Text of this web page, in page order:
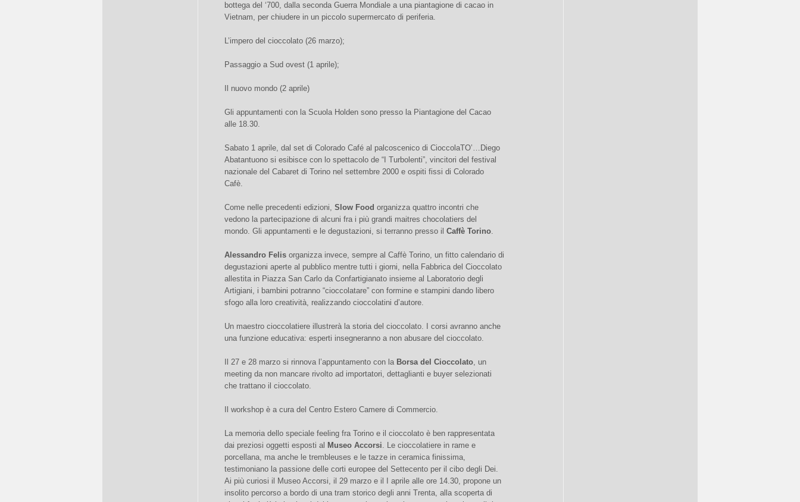
bottega del ‘700, dalla seconda Guerra Mondiale a una piantagione di cacao in
Vietnam, per chiudere in un piccolo supermercato di periferia.
L’impero del cioccolato (26 marzo);
Passaggio a Sud ovest (1 aprile);
Il nuovo mondo (2 aprile)
Gli appuntamenti con la Scuola Holden sono presso la Piantagione del Cacao
alle 18.30.
Sabato 1 aprile, dal set di Colorado Café al palcoscenico di CioccolaTO’…Diego
Abatantuono si esibisce con lo spettacolo de “I Turbolenti”, vincitori del festival
nazionale del Cabaret di Torino nel settembre 2000 e ospiti fissi di Colorado
Cafè.
Come nelle precedenti edizioni, Slow Food organizza quattro incontri che
vedono la partecipazione di alcuni fra i più grandi maitres chocolatiers del
mondo. Gli appuntamenti e le degustazioni, si terranno presso il Caffè Torino.
Alessandro Felis organizza invece, sempre al Caffè Torino, un fitto calendario di
degustazioni aperte al pubblico mentre tutti i giorni, nella Fabbrica del Cioccolato
allestita in Piazza San Carlo da Confartigianato insieme al Laboratorio degli
Artigiani, i bambini potranno “cioccolatare” con formine e stampini dando libero
sfogo alla loro creatività, realizzando cioccolatini d’autore.
Un maestro cioccolatiere illustrerà la storia del cioccolato. I corsi avranno anche
una funzione educativa: esperti insegneranno a non abusare del cioccolato.
Il 27 e 28 marzo si rinnova l’appuntamento con la Borsa del Cioccolato, un
meeting da non mancare rivolto ad importatori, dettaglianti e buyer selezionati
che trattano il cioccolato.
Il workshop è a cura del Centro Estero Camere di Commercio.
La memoria dello speciale feeling fra Torino e il cioccolato è ben rappresentata
dai preziosi oggetti esposti al Museo Accorsi. Le cioccolatiere in rame e
porcellana, ma anche le trembleuses e le tazze in ceramica finissima,
testimoniano la passione delle corti europee del Settecento per il cibo degli Dei.
Ai più curiosi il Museo Accorsi, il 29 marzo e il I aprile alle ore 14.30, propone un
insolito percorso a bordo di una tram storico degli anni Trenta, alla scoperta di